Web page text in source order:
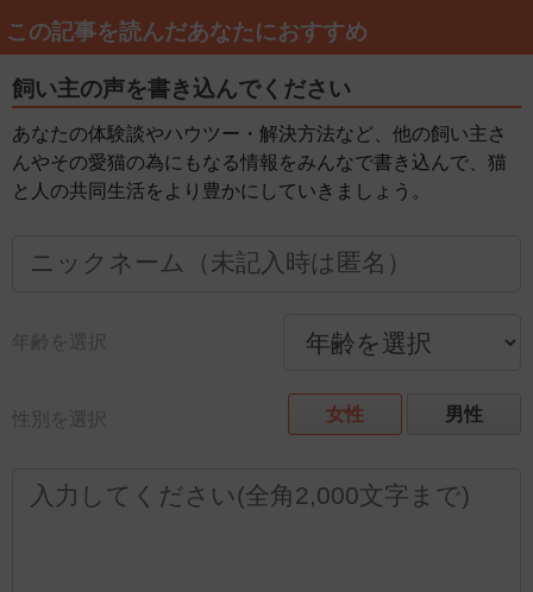
この記事を読んだあなたにおすすめ
飼い主の声を書き込んでください
あなたの体験談やハウツー・解決方法など、他の飼い主さ
んやその愛猫の為にもなる情報をみんなで書き込んで、猫
と人の共同生活をより豊かにしていきましょう。
年齢を選択
性別を選択 女性 男性